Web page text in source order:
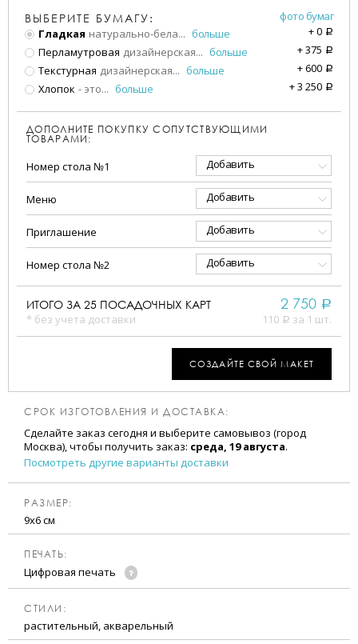
ВЫБЕРИТЕ БУМАГУ:
фото бумаг
Гладкая натурально-бела... больше +0 a
Перламутровая дизайнерская... больше +375 a
Текстурная дизайнерская... больше +600 a
Хлопок - это... больше +3 250 a
ДОПОЛНИТЕ ПОКУПКУ СОПУТСТВУЮЩИМИ
ТОВАРАМИ:
Номер стола №1 Добавить
Меню Добавить
Приглашение Добавить
Номер стола №2 Добавить
ИТОГО ЗА 25 ПОСАДОЧНЫХ КАРТ
* без учета доставки
2 750 a
110 a за 1 шт.
СОЗДАЙТЕ СВОЙ МАКЕТ
СРОК ИЗГОТОВЛЕНИЯ И ДОСТАВКА:
Сделайте заказ сегодня и выберите самовывоз (город
Москва), чтобы получить заказ: среда, 19 августа.
Посмотреть другие варианты доставки
РАЗМЕР:
9х6 см
ПЕЧАТЬ:
Цифровая печать
CТИЛИ:
растительный, акварельный